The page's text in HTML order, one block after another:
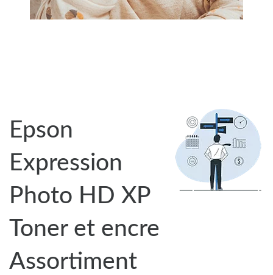
Epson
Expression
Photo HD XP
Toner et encre
Assortiment